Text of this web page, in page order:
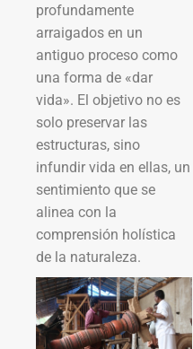
profundamente
arraigados en un
antiguo proceso como
una forma de «dar
vida». El objetivo no es
solo preservar las
estructuras, sino
infundir vida en ellas, un
sentimiento que se
alinea con la
comprensión holística
de la naturaleza.